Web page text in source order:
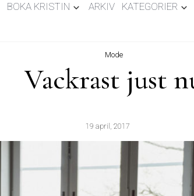
BOKA KRISTIN ARKIV KATEGORIER
Mode
Vackrast just
19 april, 2017